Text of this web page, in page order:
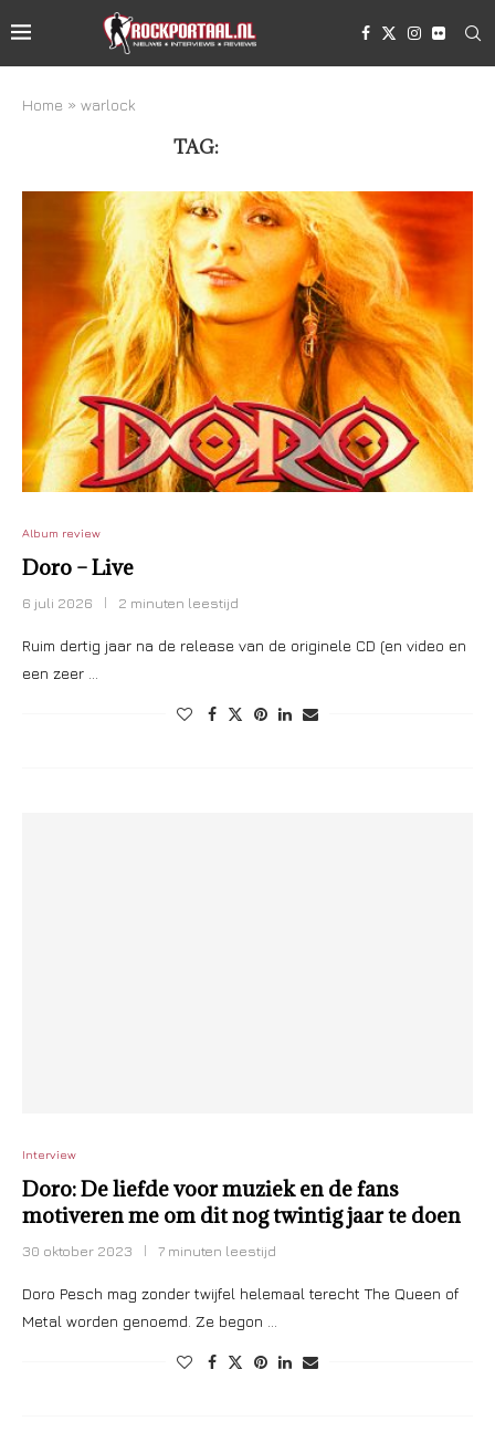
Home » warlock
TAG:
Album review
Doro – Live
6 juli 2026 2 minuten leestijd
Ruim dertig jaar na de release van de originele CD (en video en
een zeer …
Interview
Doro: De liefde voor muziek en de fans
motiveren me om dit nog twintig jaar te doen
30 oktober 2023 7 minuten leestijd
Doro Pesch mag zonder twijfel helemaal terecht The Queen of
Metal worden genoemd. Ze begon …